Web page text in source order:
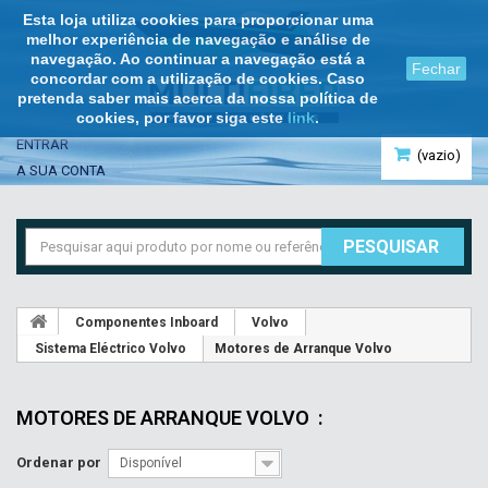
Esta loja utiliza cookies para proporcionar uma
melhor experiência de navegação e análise de
navegação. Ao continuar a navegação está a
concordar com a utilização de cookies. Caso
pretenda saber mais acerca da nossa política de
cookies, por favor siga este link.
Fechar
(vazio)
ENTRAR
A SUA CONTA
PESQUISAR
Componentes Inboard
Volvo
Sistema Eléctrico Volvo
Motores de Arranque Volvo
MOTORES DE ARRANQUE VOLVO :
Ordenar por Disponível